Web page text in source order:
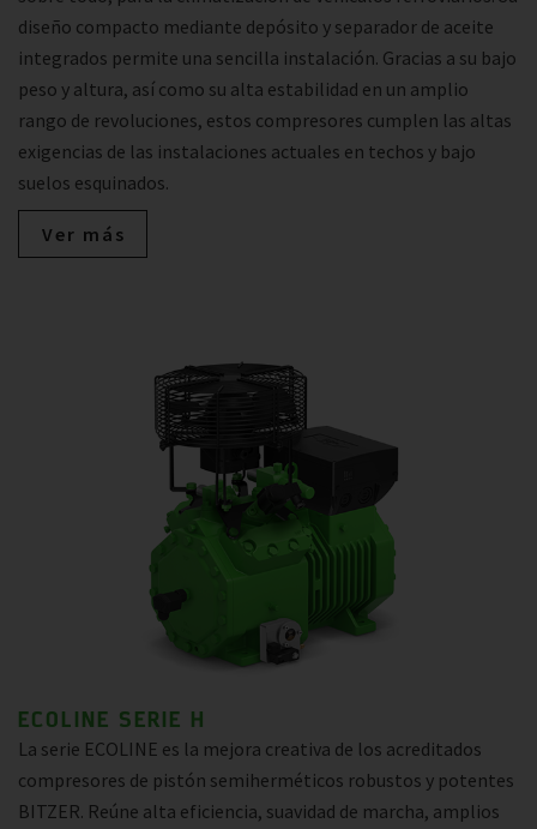
diseño compacto mediante depósito y separador de aceite
integrados permite una sencilla instalación. Gracias a su bajo
peso y altura, así como su alta estabilidad en un amplio
rango de revoluciones, estos compresores cumplen las altas
exigencias de las instalaciones actuales en techos y bajo
suelos esquinados.
Ver más
ECOLINE SERIE H
La serie ECOLINE es la mejora creativa de los acreditados
compresores de pistón semiherméticos robustos y potentes
BITZER. Reúne alta eficiencia, suavidad de marcha, amplios